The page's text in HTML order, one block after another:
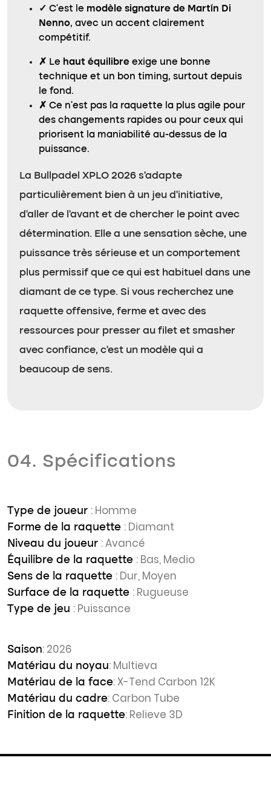
✓ C’est le modèle signature de Martín Di
Nenno, avec un accent clairement
compétitif.
✗ Le haut équilibre exige une bonne
technique et un bon timing, surtout depuis
le fond.
✗ Ce n’est pas la raquette la plus agile pour
des changements rapides ou pour ceux qui
priorisent la maniabilité au-dessus de la
puissance.
La Bullpadel XPLO 2026 s’adapte
particulièrement bien à un jeu d’initiative,
d’aller de l’avant et de chercher le point avec
détermination. Elle a une sensation sèche, une
puissance très sérieuse et un comportement
plus permissif que ce qui est habituel dans une
diamant de ce type. Si vous recherchez une
raquette offensive, ferme et avec des
ressources pour presser au filet et smasher
avec confiance, c’est un modèle qui a
beaucoup de sens.
04. Spécifications
Type de joueur : Homme
Forme de la raquette : Diamant
Niveau du joueur : Avancé
Équilibre de la raquette : Bas, Medio
Sens de la raquette : Dur, Moyen
Surface de la raquette : Rugueuse
Type de jeu : Puissance
Saison: 2026
Matériau du noyau: Multieva
Matériau de la face: X-Tend Carbon 12K
Matériau du cadre: Carbon Tube
Finition de la raquette: Relieve 3D